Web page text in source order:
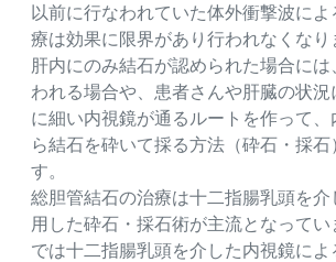
以前に行なわれていた体外衝撃波に
療は効果に限界があり行われなくなり
肝内にのみ結石が認められた場合に
われる場合や、患者さんや肝臓の状
に細い内視鏡が通るルートを作って
ら結石を砕いて採る方法（砕石・採石
す。
総胆管結石の治療は十二指腸乳頭を
用した砕石・採石術が主流となって
では十二指腸乳頭を介した内視鏡に